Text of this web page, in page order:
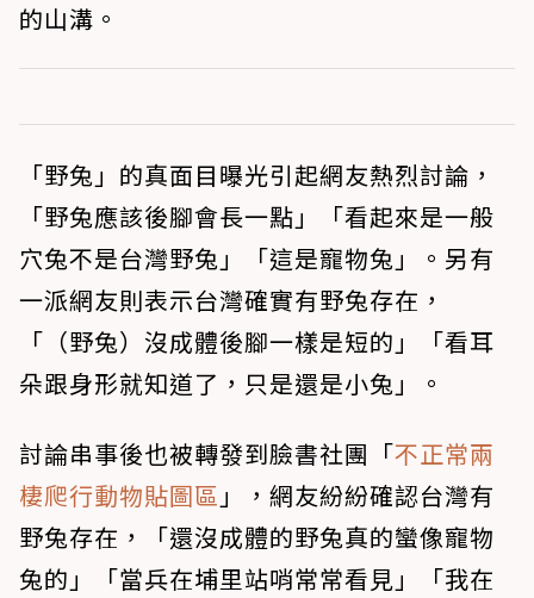
的山溝。
「野兔」的真面目曝光引起網友熱烈討論，
「野兔應該後腳會長一點」「看起來是一般
穴兔不是台灣野兔」「這是寵物兔」。另有
一派網友則表示台灣確實有野兔存在，
「（野兔）沒成體後腳一樣是短的」「看耳
朵跟身形就知道了，只是還是小兔」。
討論串事後也被轉發到臉書社團「不正常兩
棲爬行動物貼圖區 」，網友紛紛確認台灣有
野兔存在，「還沒成體的野兔真的蠻像寵物
兔的」「當兵在埔里站哨常常看見」「我在